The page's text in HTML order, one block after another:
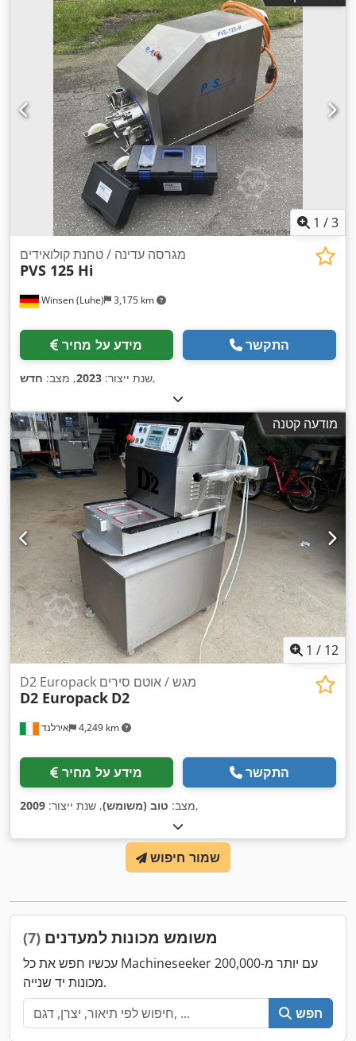
1 /3
Winsen (Luhe) 3,175 km
מגרסה עדינה / טחנת קולואידים
PVS 125 Hi
מידע על מחיר התקשר
שנת ייצור: 2023, מצב: חדש ,
מודעה קטנה
1 / 12
אירלנד 4,249 km
D2 Europack מגש / אוטם סירים
D2 Europack D2
מידע על מחיר התקשר
מצב: טוב (משומש), שנת ייצור: 2009 ,
שמור חיפוש
משומש מכונות למעדנים (7)
עכשיו חפש את כל Machineseeker עם יותר מ-200,000
מכונות יד שנייה.
חפש